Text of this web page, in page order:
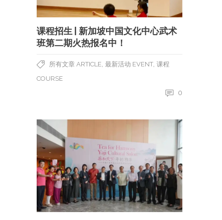
课程招生 | 新加坡中国文化中心武术
班第二期火热报名中！
所有文章 ARTICLE 最新活动 EVENT 课程
COURSE
0